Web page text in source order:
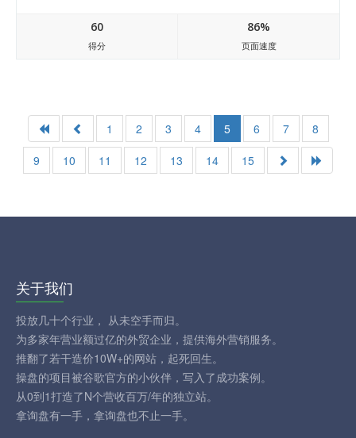
60
得分
86%
页面速度
1 2 3 4 5 6 7
8
9
10 11 12 13 14 15
关于我们
投放几十个行业， 从未空手而归。
为多家年营业额过亿的外贸企业，提供海外营销服务。
推翻了若干造价10W+的网站，起死回生。
操盘的项目被谷歌官方的小伙伴，写入了成功案例。
从0到1打造了N个营收百万/年的独立站。
拿询盘有一手，拿询盘也不止一手。